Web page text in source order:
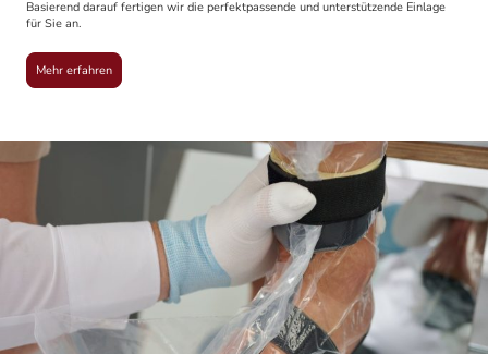
Basierend darauf fertigen wir die perfektpassende und unterstützende Einlage
für Sie an.
Mehr erfahren